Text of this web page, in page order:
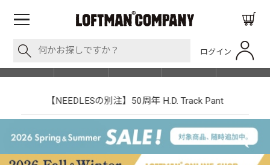
ログイン
SHOP LIST
【NEEDLESの別注】50周年 H.D. Track Pant